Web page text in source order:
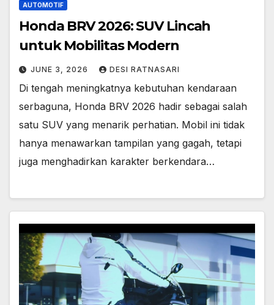
AUTOMOTIF
Honda BRV 2026: SUV Lincah
untuk Mobilitas Modern
JUNE 3, 2026 DESI RATNASARI
Di tengah meningkatnya kebutuhan kendaraan
serbaguna, Honda BRV 2026 hadir sebagai salah
satu SUV yang menarik perhatian. Mobil ini tidak
hanya menawarkan tampilan yang gagah, tetapi
juga menghadirkan karakter berkendara…